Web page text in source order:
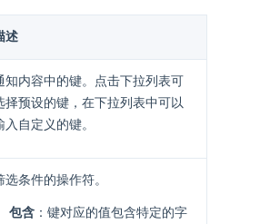
述
知内容中的键。点击下拉列表可
择预设的键，在下拉列表中可以
入自定义的键。
选条件的操作符。
包含 ：键对应的值包含特定的字